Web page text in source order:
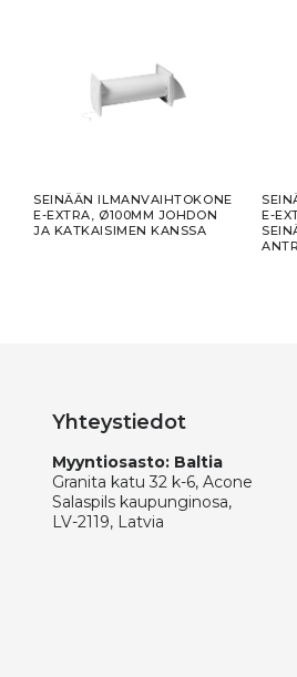
SEINÄÄN ILMANVAIHTOKONE
E-EXTRA, Ø100MM JOHDON
JA KATKAISIMEN KANSSA
E-
Yhteystiedot
Myyntiosasto: Baltia
Granita katu 32 k-6, Acone
Salaspils kaupunginosa,
LV-2119, Latvia